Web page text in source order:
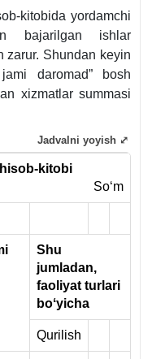
kitobida yordamchi
bajarilgan ishlar
zarur. Shundan keyin
daromad” bosh
хizmatlar summasi
kitobi
Soʻm
Shu
jumladan,
faoliyat turlari
boʻyicha
Qurilish
Jadvalni yoyish ⤢